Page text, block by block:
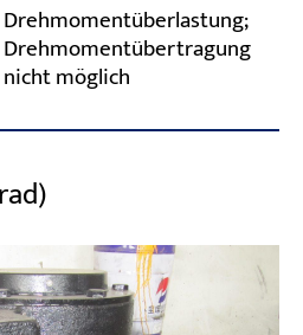
Drehmomentüberlastung;
Drehmomentübertragung
nicht möglich